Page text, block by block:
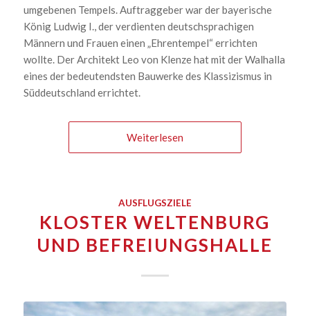
umgebenen Tempels. Auftraggeber war der bayerische
König Ludwig I., der verdienten deutschsprachigen
Männern und Frauen einen „Ehrentempel“ errichten
wollte. Der Architekt Leo von Klenze hat mit der Walhalla
eines der bedeutendsten Bauwerke des Klassizismus in
Süddeutschland errichtet.
Weiterlesen
AUSFLUGSZIELE
KLOSTER WELTENBURG
UND BEFREIUNGSHALLE